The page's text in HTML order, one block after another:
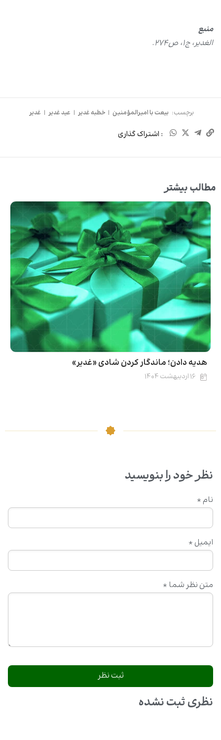
منبع
الغدیر، ج۱، ص۲۷۴.
برچسب: بیعت با امیرالمؤمنین | خطبه غدیر | عید غدیر | غدیر
: اشتراک گذاری
مطالب بیشتر
هدیه دادن؛ ماندگار کردن شادی «غدیر»
۱۶ اردیبهشت ۱۴۰۴
نظر خود را بنویسید
متن نظر شما *
نام *
ایمیل *
نظری ثبت نشده